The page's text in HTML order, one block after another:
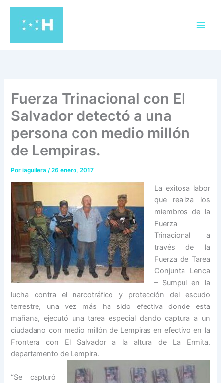
contenido
Fuerza Trinacional con El
Salvador detectó a una
persona con medio millón
de Lempiras.
Poriaguilera/26 enero, 2017
La exitosa labor
que realiza los
miembros de la
Fuerza
Trinacional a
través de la
Fuerza de Tarea
Conjunta Lenca
– Sumpul en la
lucha contra el narcotráfico y protección del escudo
terrestre, una vez más ha sido efectiva donde esta
mañana, ejecutó una tarea especial dando captura a un
ciudadano con medio millón de Lempiras en efectivo en la
Frontera con El Salvador a la altura de La Ermita,
departamento de Lempira.
“Se capturó